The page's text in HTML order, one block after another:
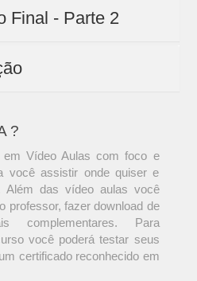
Final - Parte 2
?
Vídeo Aulas com foco e
você assistir onde quiser e
Além das vídeo aulas você
professor, fazer download de
complementares. Para
você poderá testar seus
certificado reconhecido em